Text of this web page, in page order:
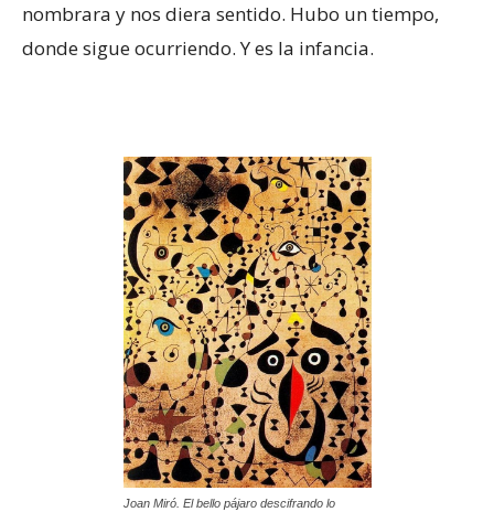
nombrara y nos diera sentido. Hubo un tiempo,
donde sigue ocurriendo. Y es la infancia.
Joan Miró. El bello pájaro descifrando lo